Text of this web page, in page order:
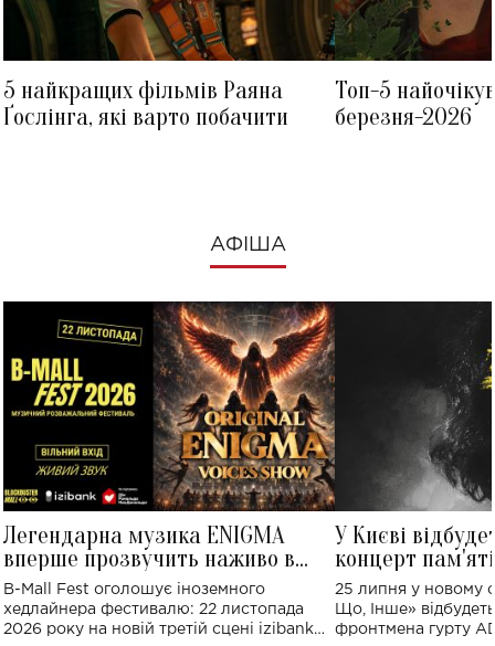
5 найкращих фільмів Раяна
Ґослінга, які варто побачити
Топ-5
березня-2026
АФІША
Легендарна музика ENIGMA
вперше прозвучить наживо в
Україні: де відбудеться концерт
B-Mall Fest оголошує іноземного
хедлайнера фестивалю: 22 листопада
2026 року на новій третій сцені izibank
У Києві
концерт
Клименка:
виконають
25 липня у новому
Що, Інше»
фронтмена гурту